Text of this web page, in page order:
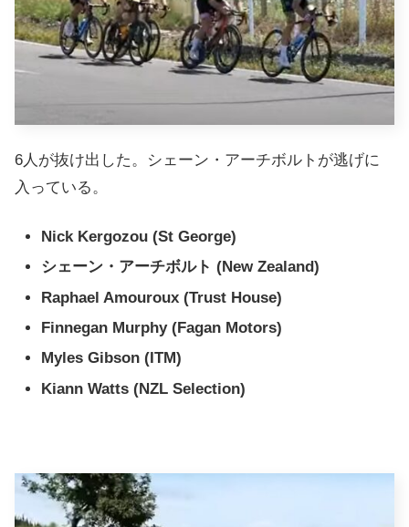
6人が抜け出した。シェーン・アーチボルトが逃げに
入っている。
Nick Kergozou (St George)
シェーン・アーチボルト (New Zealand)
Raphael Amouroux (Trust House)
Finnegan Murphy (Fagan Motors)
Myles Gibson (ITM)
Kiann Watts (NZL Selection)